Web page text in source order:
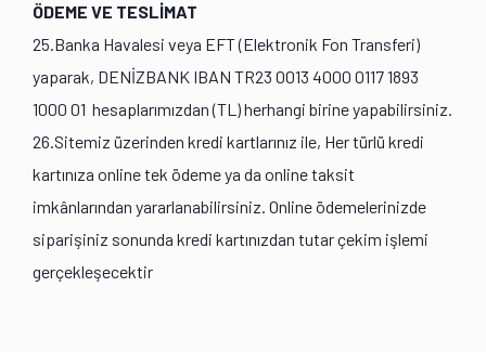
ÖDEME VE TESLİMAT
25.Banka Havalesi veya EFT (Elektronik Fon Transferi)
yaparak, DENİZBANK IBAN TR23 0013 4000 0117 1893
1000 01 hesaplarımızdan (TL) herhangi birine yapabilirsiniz.
26.Sitemiz üzerinden kredi kartlarınız ile, Her türlü kredi
kartınıza online tek ödeme ya da online taksit
imkânlarından yararlanabilirsiniz. Online ödemelerinizde
siparişiniz sonunda kredi kartınızdan tutar çekim işlemi
gerçekleşecektir